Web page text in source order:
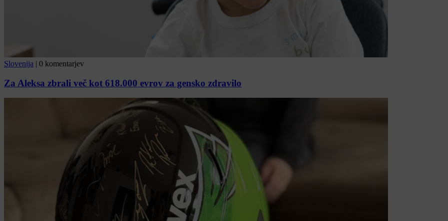
Slovenija | 0 komentarjev
Za Aleksa zbrali več kot 618.000 evrov za gensko zdravilo